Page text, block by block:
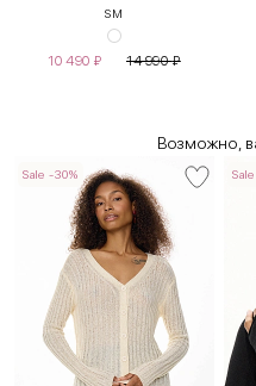
SM
10 490 ₽ 14 990₽
Возможно,
Sale -30%